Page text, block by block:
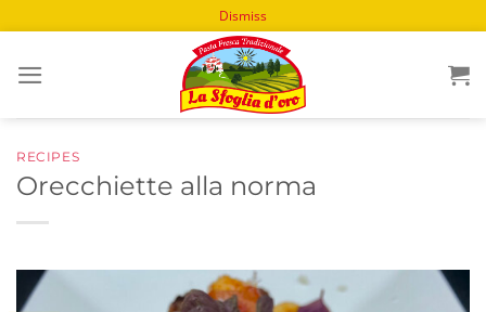
Dismiss
RECIPES
Orecchiette alla norma